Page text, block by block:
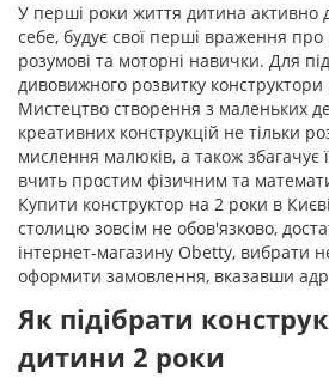
У перші роки життя дитина активно
себе, будує свої перші враження про
розумові та моторні навички. Для
дивовижного розвитку
Мистецтво створення з маленьких
креативних конструкцій не тільки
мислення малюків, а також збагачує
вчить простим фізичним та
Купити конструктор на 2 роки в
столицю зовсім не обов'язково,
інтернет-магазину Obetty, вибрати
оформити замовлення, вказавши
Як підібрати
дитини 2 роки